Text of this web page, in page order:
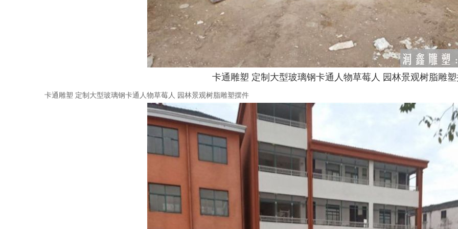
卡通雕塑 定制大型玻璃钢卡通人物草莓人 园林景观树脂雕
卡通雕塑 定制大型玻璃钢卡通人物草莓人 园林景观树脂雕塑摆件